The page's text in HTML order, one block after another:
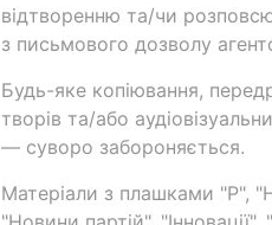
відтворенню та/чи
з письмового дозволу
Будь-яке копіювання,
творів та/або
— суворо забороняється.
Матеріали з плашками "Р",